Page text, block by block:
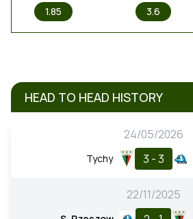
1.85 3.6
HEAD TO HEAD HISTORY
24/05/2026
Tychy 3 - 3
22/11/2025